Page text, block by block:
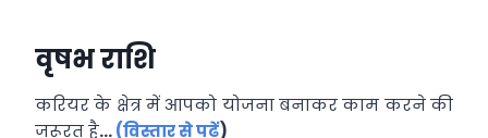
वृषभ राशि
करियर के क्षेत्र में आपको योजना बनाकर काम करने की
जरूरत है…(विस्तार से पढ़ें)